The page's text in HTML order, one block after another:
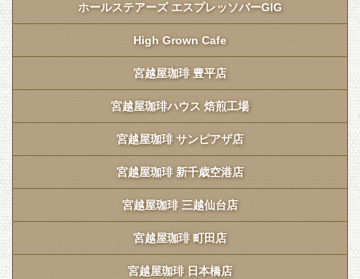
ホールステアーズ エスプレッソバーGIG
High Grown Cafe
宮越屋珈琲 豊平店
宮越屋珈琲ハウス 焙煎工場
宮越屋珈琲 サンピアザ店
宮越屋珈琲 新千歳空港店
宮越屋珈琲 三越仙台店
宮越屋珈琲 町田店
宮越屋珈琲 日本橋店